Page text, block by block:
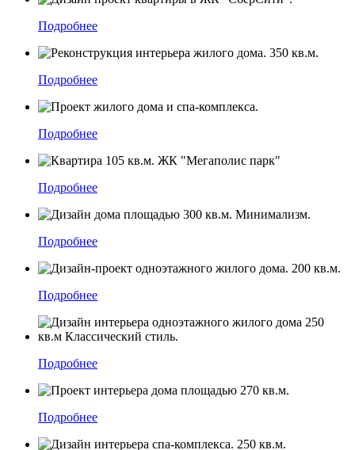
Подробнее
Подробнее
Подробнее
Подробнее
Подробнее
Подробнее
Подробнее
Подробнее